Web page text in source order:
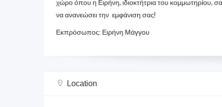
χώρο όπου η Ειρήνη, ιδιοκτήτρια του κομμωτηρίου,
να ανανεώσει την εμφάνιση σας!
Εκπρόσωπος: Ειρήνη Μάγγου
Location